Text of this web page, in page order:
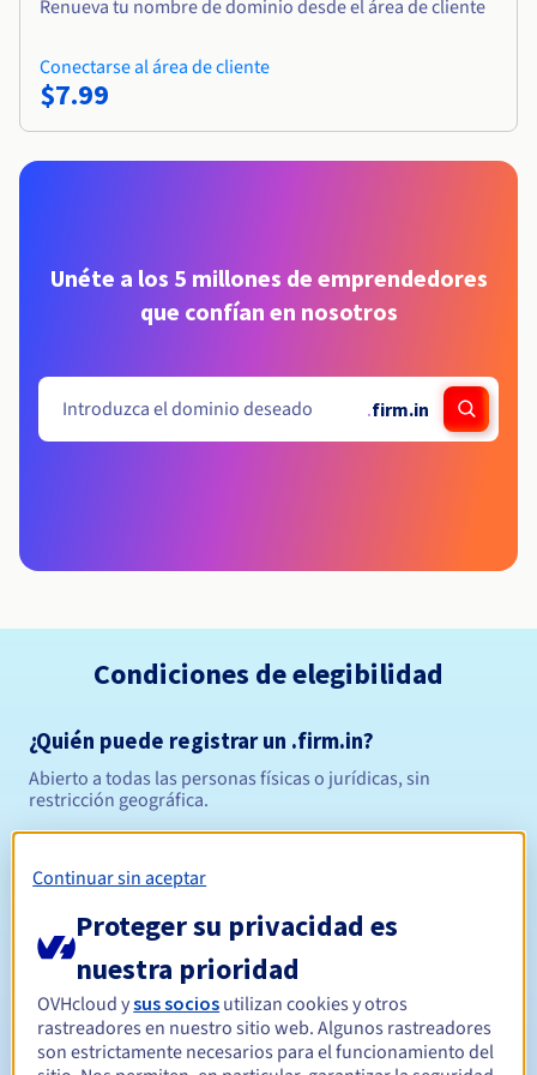
Renueva tu nombre de dominio desde el área de cliente
Conectarse al área de cliente
$7.99
Unéte a los 5 millones de emprendedores
que confían en nosotros
.firm.in
Condiciones de elegibilidad
¿Quién puede registrar un .firm.in?
Abierto a todas las personas físicas o jurídicas, sin
restricción geográfica.
Período de registro
Período de renovación Entre 1 y 5 años
Continuar sin aceptar
Proteger su privacidad es
nuestra prioridad
OVHcloud ysus socios utilizan cookies y otros
rastreadores en nuestro sitio web. Algunos rastreadores
son estrictamente necesarios para el funcionamiento del